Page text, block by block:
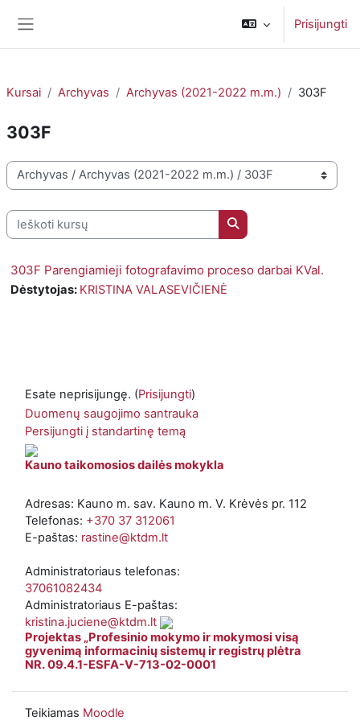
Prisijungti
Kursai Archyvas Archyvas (2021-2022 m.m.) 303F
303F
Kursų kategorijos
Ieškoti kursų
Ieškoti kursų
303F Parengiamieji fotografavimo proceso darbai KVal.
Dėstytojas: KRISTINA VALASEVIČIENĖ
Esate neprisijungę. (Prisijungti)
Duomenų saugojimo santrauka
Persijungti į standartinę temą
Kauno taikomosios dailės mokykla
Adresas: Kauno m. sav. Kauno m. V. Krėvės pr. 112
Telefonas: +370 37 312061
E-paštas: rastine@ktdm.lt
Administratoriaus telefonas:
37061082434
Administratoriaus E-paštas:
kristina.juciene@ktdm.lt
Projektas „Profesinio mokymo ir mokymosi visą
gyvenimą informacinių sistemų ir registrų plėtra
NR. 09.4.1-ESFA-V-713-02-0001
Teikiamas Moodle